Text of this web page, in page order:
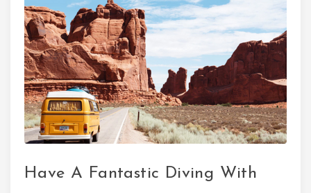
Have A Fantastic Diving With